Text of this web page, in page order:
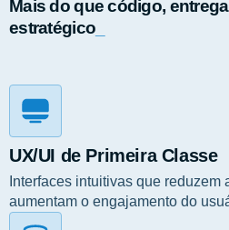
Mais do que código,
estratégico
UX/UI de Primeira Classe
Interfaces intuitivas que
aumentam o engajamento do